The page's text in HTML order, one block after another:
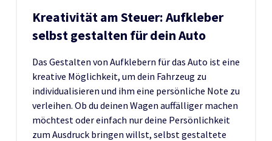
Kreativität am Steuer: Aufkleber
selbst gestalten für dein Auto
Das Gestalten von Aufklebern für das Auto ist eine
kreative Möglichkeit, um dein Fahrzeug zu
individualisieren und ihm eine persönliche Note zu
verleihen. Ob du deinen Wagen auffälliger machen
möchtest oder einfach nur deine Persönlichkeit
zum Ausdruck bringen willst, selbst gestaltete